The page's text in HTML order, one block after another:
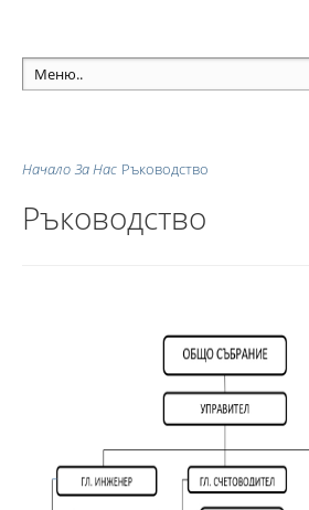
Начало За Нас Ръководство
Ръководство